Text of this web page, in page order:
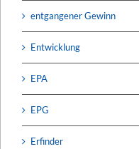
entgangener Gewinn
Entwicklung
EPA
EPG
Erfinder